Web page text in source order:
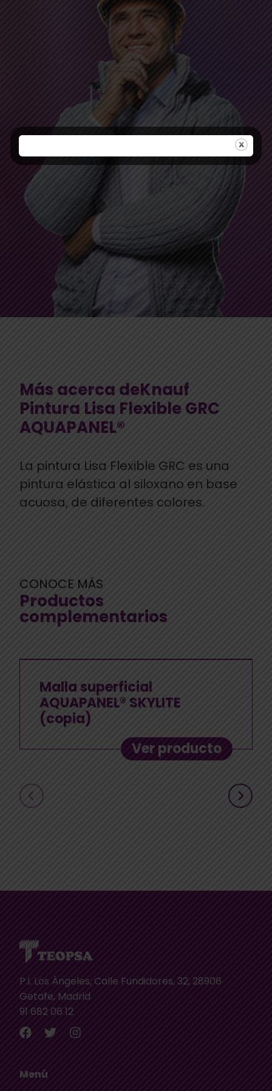
Más acerca deKnauf
Pintura Lisa Flexible GRC
AQUAPANEL®
La pintura Lisa Flexible GRC es una
pintura elástica al siloxano en base
acuosa, de diferentes colores.
CONOCE MÁS
Productos
complementarios
Malla superficial
AQUAPANEL® SKYLITE
(copia)
Ver producto
P.I. Los Ángeles, Calle Fundidores, 32, 28906
Getafe, Madrid
91 682 06 12
Menú